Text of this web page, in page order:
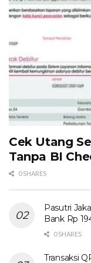
Cek Utang
Tanpa BI
0 SHARES
Pasutri
Bank Rp
0 SHARES
Transaksi